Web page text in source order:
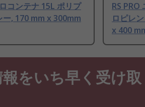
コンテナ 15L ポリプ
ー, 170 mm x 300mm
RS PRO
ロピレ
x 400
をいち早く受け取